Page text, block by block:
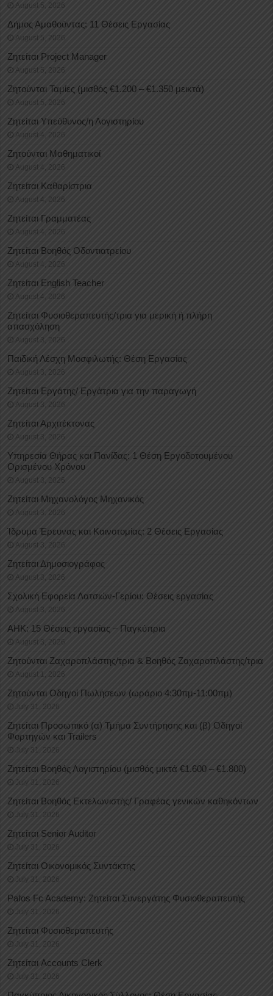
August 5, 2026
Δήμος Αμαθούντας: 11 Θέσεις Εργασίας
August 5, 2026
Ζητείται Project Manager
August 5, 2026
Ζητούνται Ταμίες (μισθός €1.200 – €1.350 μεικτά)
August 5, 2026
Ζητείται Υπεύθυνος/η Λογιστηρίου
August 4, 2026
Ζητούνται Μαθηματικοί
August 4, 2026
Ζητείται Καθαρίστρια
August 4, 2026
Ζητείται Γραμματέας
August 4, 2026
Ζητείται Βοηθός Οδοντιατρείου
August 4, 2026
Ζητείται English Teacher
August 4, 2026
Ζητείται Φυσιοθεραπευτής/τρια για μερική ή πλήρη
απασχόληση
August 3, 2026
Παιδική Λέσχη Μοσφιλωτής: Θέση Εργασίας
August 3, 2026
Ζητείται Εργάτης/ Εργάτρια για την παραγωγή
August 3, 2026
Ζητείται Αρχιτέκτονας
August 3, 2026
Υπηρεσία Θήρας και Πανίδας: 1 Θέση Eργοδοτουμένου
Oρισμένου Xρόνου
August 3, 2026
Ζητείται Μηχανολόγος Μηχανικός
August 3, 2026
Ίδρυμα Έρευνας και Καινοτομίας: 2 Θέσεις Εργασίας
August 3, 2026
Ζητείται Δημοσιογράφος
August 3, 2026
Σχολική Εφορεία Λατσιών-Γερίου: Θέσεις εργασίας
August 3, 2026
ΑΗΚ: 15 Θέσεις εργασίας – Παγκύπρια
August 3, 2026
Ζητούνται Ζαχαροπλάστης/τρια & Βοηθός Ζαχαροπλάστης/τρια
August 1, 2026
Ζητούνται Οδηγοί Πωλήσεων (ωράριο 4:30πμ-11:00πμ)
July 31, 2026
Ζητείται Προσωπικό (α) Τμήμα Συντήρησης και (β) Οδηγοί
Φορτηγών και Trailers
July 31, 2026
Ζητείται Βοηθός Λογιστηρίου (μισθός μικτά €1.600 – €1.800)
July 31, 2026
Ζητείται Βοηθός Εκτελωνιστής/ Γραφέας γενικών καθηκόντων
July 31, 2026
Ζητείται Senior Auditor
July 31, 2026
Ζητείται Οικονομικός Συντάκτης
July 31, 2026
Pafos Fc Academy: Ζητείται Συνεργάτης Φυσιοθεραπευτής
July 31, 2026
Ζητείται Φυσιοθεραπευτής
July 31, 2026
Ζητείται Accounts Clerk
July 31, 2026